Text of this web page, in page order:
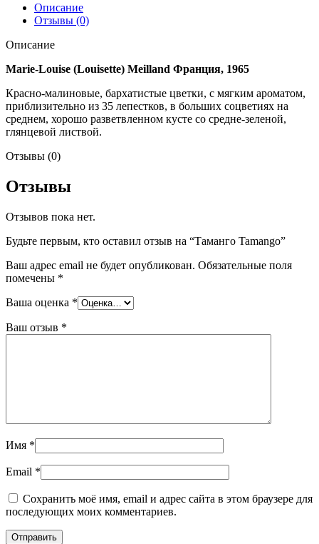
Описание
Отзывы (0)
Описание
Marie-Louise (Louisette) Meilland Франция, 1965
Красно-малиновые, бархатистые цветки, с мягким ароматом,
приблизительно из 35 лепестков, в больших соцветиях на
среднем, хорошо разветвленном кусте со средне-зеленой,
глянцевой листвой.
Отзывы (0)
Отзывы
Отзывов пока нет.
Будьте первым, кто оставил отзыв на “Таманго Tamango”
Ваш адрес email не будет опубликован. Обязательные поля
помечены *
Ваша оценка *
Ваш отзыв *
Имя *
Email *
Сохранить моё имя, email и адрес сайта в этом браузере для
последующих моих комментариев.